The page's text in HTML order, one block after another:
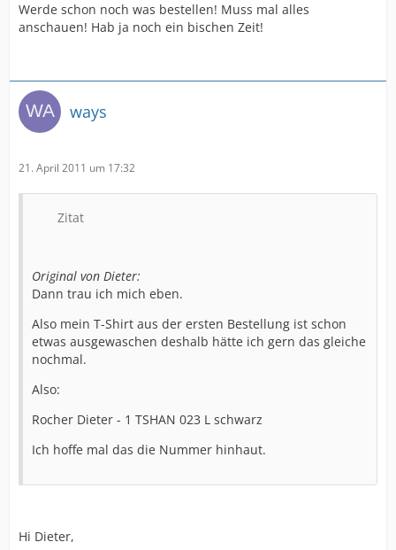
Werde schon noch was bestellen! Muss mal alles
anschauen! Hab ja noch ein bischen Zeit!
ways
21. April 2011 um 17:32
Zitat
Original von Dieter:
Dann trau ich mich eben.
Also mein T-Shirt aus der ersten Bestellung ist schon
etwas ausgewaschen deshalb hätte ich gern das gleiche
nochmal.
Also:
Rocher Dieter - 1 TSHAN 023 L schwarz
Ich hoffe mal das die Nummer hinhaut.
Hi Dieter,